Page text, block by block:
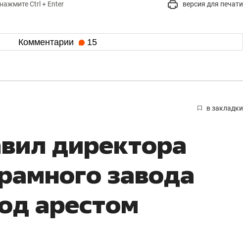
Ctrl + Enter версия для печати
Комментарии 15
в закладки
директора
завода
арестом